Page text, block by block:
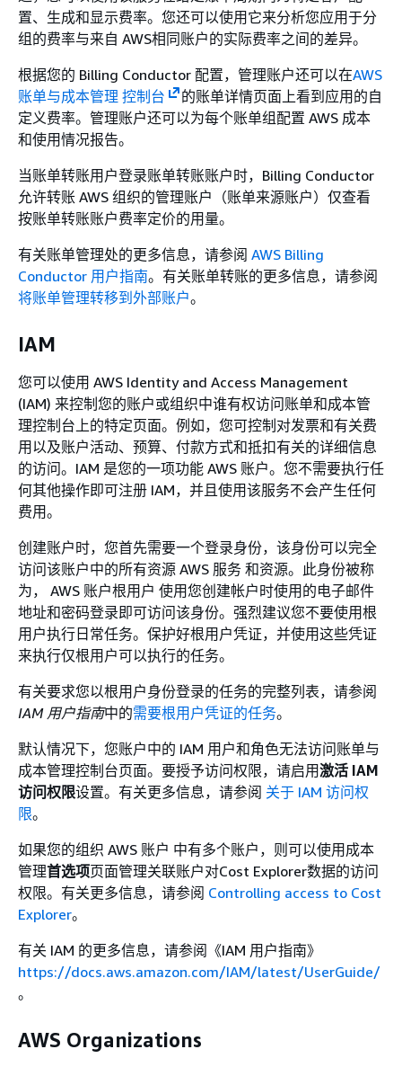
置、生成和显示费率。您还可以使用它来分析您应用于分
组的费率与来自 AWS相同账户的实际费率之间的差异。
根据您的 Billing Conductor 配置，管理账户还可以在AWS
账单与成本管理 控制台
的账单详情页面上看到应用的自
定义费率。管理账户还可以为每个账单组配置 AWS 成本
和使用情况报告。
当账单转账用户登录账单转账账户时，Billing Conductor
允许转账 AWS 组织的管理账户（账单来源账户）仅查看
按账单转账账户费率定价的用量。
有关账单管理处的更多信息，请参阅 AWS Billing
Conductor 用户指南。有关账单转账的更多信息，请参阅
将账单管理转移到外部账户。
IAM
您可以使用 AWS Identity and Access Management
(IAM) 来控制您的账户或组织中谁有权访问账单和成本管
理控制台上的特定页面。例如，您可控制对发票和有关费
用以及账户活动、预算、付款方式和抵扣有关的详细信息
的访问。IAM 是您的一项功能 AWS 账户。您不需要执行任
何其他操作即可注册 IAM，并且使用该服务不会产生任何
费用。
创建账户时，您首先需要一个登录身份，该身份可以完全
访问该账户中的所有资源 AWS 服务 和资源。此身份被称
为， AWS 账户根用户 使用您创建帐户时使用的电子邮件
地址和密码登录即可访问该身份。强烈建议您不要使用根
用户执行日常任务。保护好根用户凭证，并使用这些凭证
来执行仅根用户可以执行的任务。
有关要求您以根用户身份登录的任务的完整列表，请参阅
IAM 用户指南中的需要根用户凭证的任务。
默认情况下，您账户中的 IAM 用户和角色无法访问账单与
成本管理控制台页面。要授予访问权限，请启用激活 IAM
访问权限设置。有关更多信息，请参阅 关于 IAM 访问权
限。
如果您的组织 AWS 账户 中有多个账户，则可以使用成本
管理首选项页面管理关联账户对Cost Explorer数据的访问
权限。有关更多信息，请参阅 Controlling access to Cost
Explorer。
有关 IAM 的更多信息，请参阅《IAM 用户指南》
https://docs.aws.amazon.com/IAM/latest/UserGuide/
。
AWS Organizations